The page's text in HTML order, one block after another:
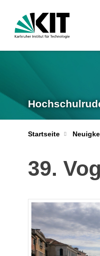
Startseite
39.